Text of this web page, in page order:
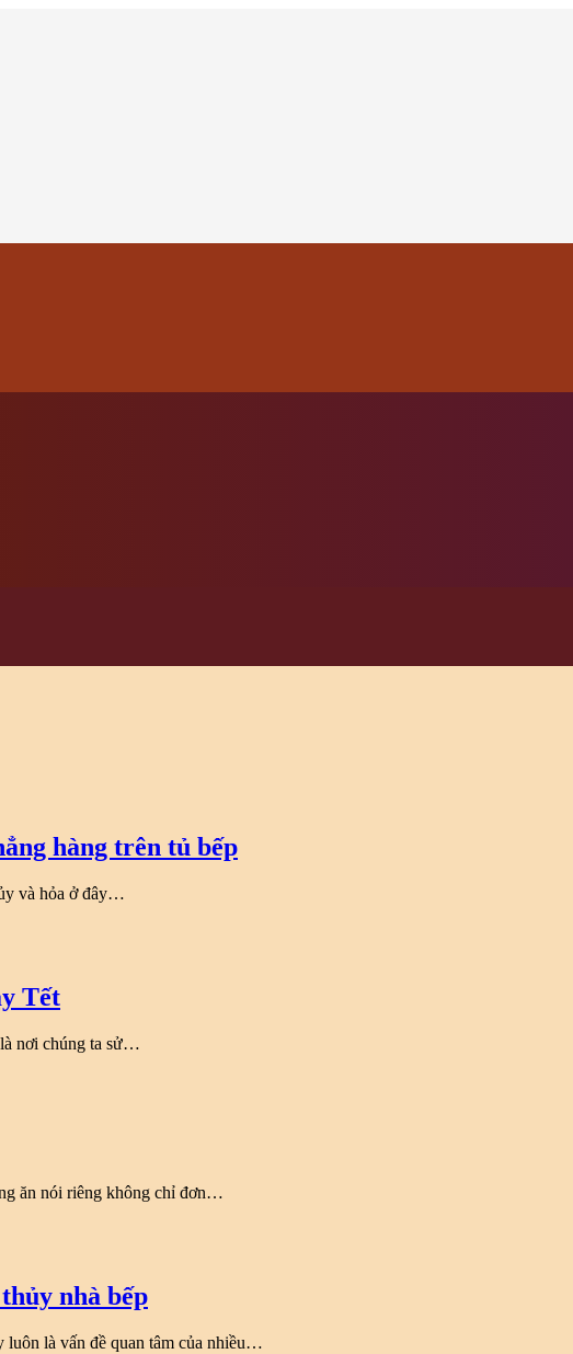
hàng trên tủ bếp
và hỏa ở đây…
Tết
là nơi chúng ta sử…
ăn nói riêng không chỉ đơn…
nhà bếp
luôn là vấn đề quan tâm của nhiều…